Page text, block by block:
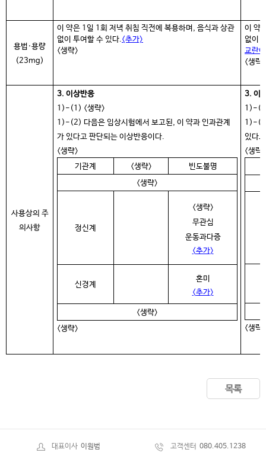
용법·용량
(23mg)
이 약은 1일 1회 저녁 취침 직전에 복용하며, 음식과 상관
없이 투여할 수 있다.<추가>
<생략>
이 약
없이
교란
<생략>
사용상의 주
의사항
3. 이상반응
1)-(1) <생략>
1)-(2) 다음은 임상시험에서 보고된, 이 약과 인과관계
가 있다고 판단되는 이상반응이다.
<생략>
기관계
<생략>
빈도불명
<생략>
정신계
<생략>
무관심
운동과다증
<추가>
신경계
혼미
<추가>
<생략>
<생략>
3. 이
1)-
1)-(2)
있다
<생략>
<생략>
목록
대표이사 이원범 고객센터 080.405.1238